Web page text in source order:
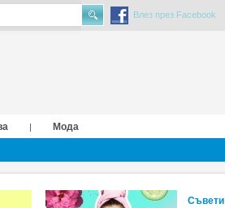
Влез през Facebook
|
Мода
Съвети